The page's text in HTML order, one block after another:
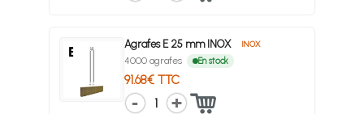
Agrafes E 25 mm INOX INOX
4000 agrafes En stock
91.68€ TTC
1